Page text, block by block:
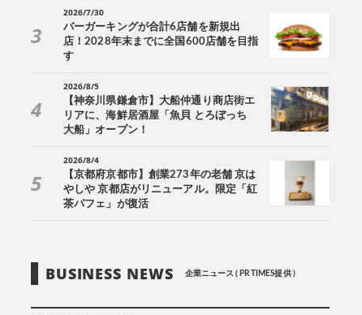
2026/7/30
バーガーキングが合計6店舗を新規出
店！2028年末までに全国600店舗を目指
す
2026/8/5
【神奈川県鎌倉市】大船仲通り商店街エ
リアに、海鮮居酒屋「魚貝 とろぼっち
大船」オープン！
2026/8/4
【京都府京都市】創業273年の老舗 京は
やしや 京都店がリニューアル。限定「紅
茶パフェ」が復活
BUSINESS NEWS 企業ニュース ( PR TIMES提供 )